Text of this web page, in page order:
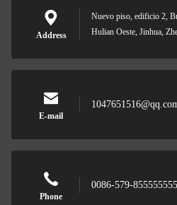
Address
Nuevo piso, edificio 2,
Hulian Oeste, Jinhua,
E-mail
Phone
0086-579-855555555